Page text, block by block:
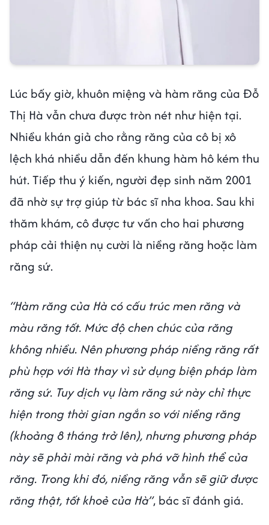
Lúc bấy giờ, khuôn miệng và hàm răng của Đỗ
Thị Hà vẫn chưa được tròn nét như hiện tại.
Nhiều khán giả cho rằng răng của cô bị xô
lệch khá nhiều dẫn đến khung hàm hô kém thu
hút. Tiếp thu ý kiến, người đẹp sinh năm 2001
đã nhờ sự trợ giúp từ bác sĩ nha khoa. Sau khi
thăm khám, cô được tư vấn cho hai phương
pháp cải thiện nụ cười là niềng răng hoặc làm
răng sứ.
“Hàm răng của Hà có cấu trúc men răng và
màu răng tốt. Mức độ chen chúc của răng
không nhiều. Nên phương pháp niềng răng rất
phù hợp với Hà thay vì sử dụng biện pháp làm
răng sứ. Tuy dịch vụ làm răng sứ này chỉ thực
hiện trong thời gian ngắn so với niềng răng
(khoảng 8 tháng trở lên), nhưng phương pháp
này sẽ phải mài răng và phá vỡ hình thể của
răng. Trong khi đó, niềng răng vẫn sẽ giữ được
răng thật, tốt khoẻ của Hà”, bác sĩ đánh giá.